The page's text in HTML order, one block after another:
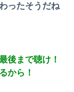
ったそうだね
後まで聴け！
から！